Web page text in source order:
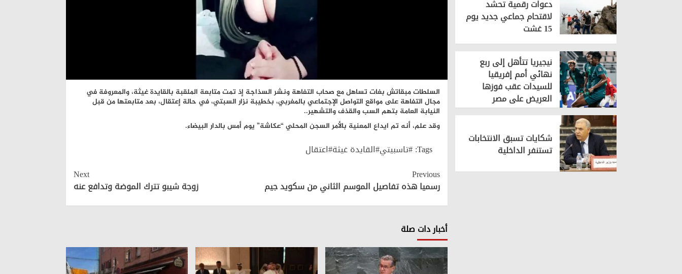
السلطات مبقاتش بغات تساهل مع صحاب التفاهة ونشر السذاجة إذ تمت متابعة الملقبة بالقايدة غيثة، والمعروفة في
مجال التفاهة على مواقع التواصل الإجتماعي بالمغربي، بخطيبة نزار السبتي، في حالة إعتقال، بعد متابعتها من قبل
النيابة العامة بتهم السب والقذف والتشهير..
وقد علم، أنه تم ايداع المعنية بالأمر السجن المحلي “عكاشة” يوم أمس بالدار البيضاء.
Tags: #تاسبيتي#القايدة غيثة#اعتقال
Continue
Reading
Previous
رسميا هذه تفاصيل الموسم الثاني من سكويد جيم
Next
زوجة شيبو تترك الموضة وتدافع عنه
أخبار دات صلة
دعوات رقمية تحشد
لاقتحام جماعي جديد يوم
15 غشت
نيجيريا تتأهل إلى ربع
نهائي أمم إفريقيا
للسيدات عقب فوزها
العريض على مصر
شكايات تسبق الانتخابات
تستنفر الداخلية